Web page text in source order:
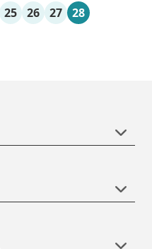
25 26 27 28